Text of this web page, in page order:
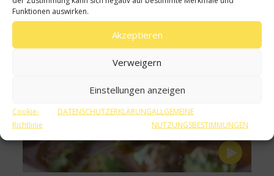
Funktionen auswirken.
Akzeptieren
Verweigern
Einstellungen anzeigen
Cookie-
Richtlinie
DATENSCHUTZERKLÄRUNGALLGEMEINE
NUTZUNGSBESTIMMUNGEN